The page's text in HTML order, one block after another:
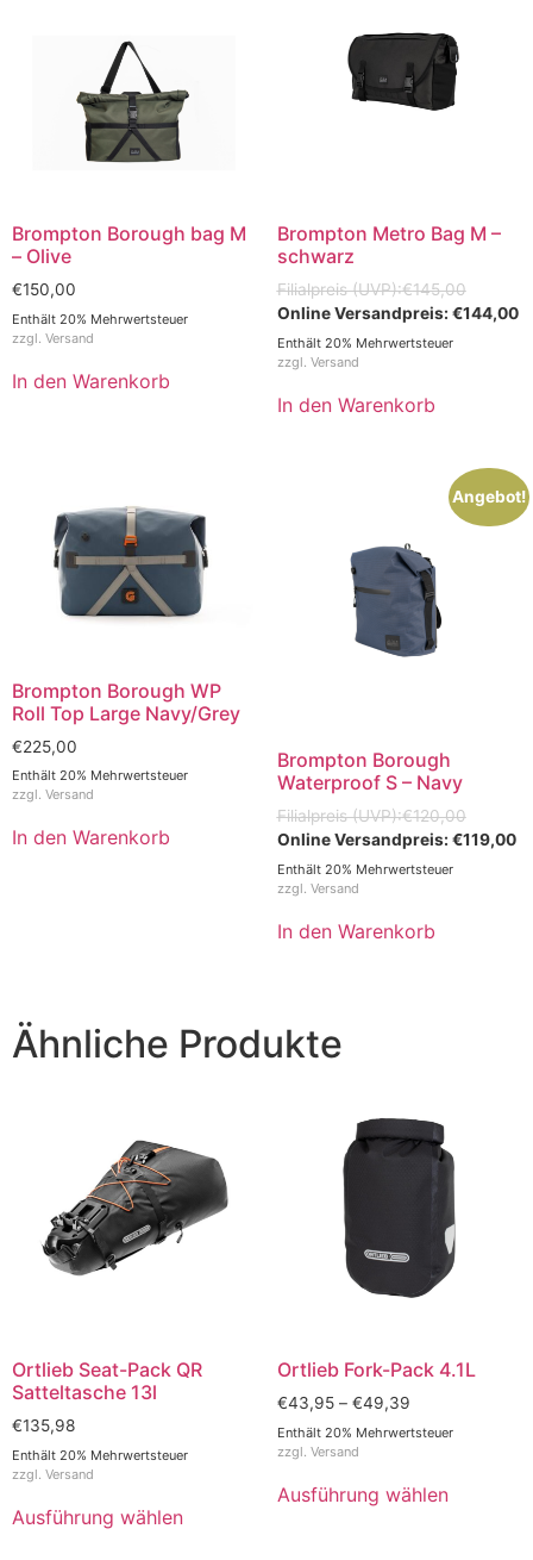
Brompton Borough bag M
– Olive
€150,00
Enthält 20% Mehrwertsteuer
zzgl. Versand
In den Warenkorb
Brompton Metro Bag M –
schwarz
€145,00
€144,00
Enthält 20% Mehrwertsteuer
zzgl. Versand
In den Warenkorb
Brompton Borough WP
Roll Top Large Navy/Grey
€225,00
Enthält 20% Mehrwertsteuer
zzgl. Versand
In den Warenkorb
Angebot!
Brompton Borough
Waterproof S – Navy
€120,00
€119,00
Enthält 20% Mehrwertsteuer
zzgl. Versand
In den Warenkorb
Ähnliche Produkte
Ortlieb Seat-Pack QR
Satteltasche 13l
€135,98
Enthält 20% Mehrwertsteuer
zzgl. Versand
Ausführung wählen
Ortlieb Fork-Pack 4.1L
€43,95– €49,39
Enthält 20% Mehrwertsteuer
zzgl. Versand
Ausführung wählen